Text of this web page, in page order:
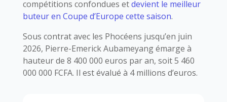
compétitions confondues etdevient le meilleur
buteur en Coupe d’Europe cette saison.
Sous contrat avec les Phocéens jusqu’en juin
2026, Pierre-Emerick Aubameyang émarge à
hauteur de 8 400 000 euros par an, soit 5 460
000 000 FCFA. Il est évalué à 4 millions d’euros.